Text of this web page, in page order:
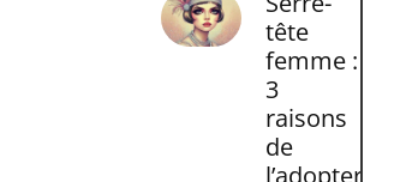
tête
femme :
3
raisons
de
l’adopter